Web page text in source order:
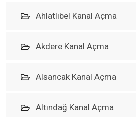
Ahlatlıbel Kanal Açma
Akdere Kanal Açma
Alsancak Kanal Açma
Altındağ Kanal Açma